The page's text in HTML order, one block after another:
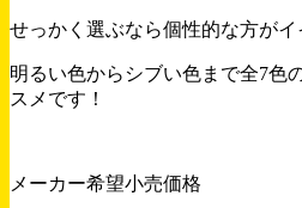
せっかく選ぶなら個性的な方が
明るい色からシブい色まで全7色
スメです！
メーカー希望小売価格